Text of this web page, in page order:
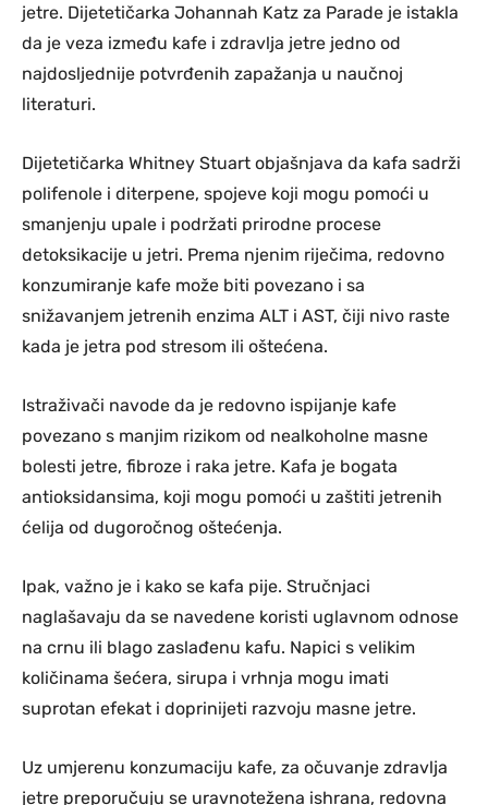
jetre. Dijetetičarka Johannah Katz za Parade je istakla
da je veza između kafe i zdravlja jetre jedno od
najdosljednije potvrđenih zapažanja u naučnoj
literaturi.
Dijetetičarka Whitney Stuart objašnjava da kafa sadrži
polifenole i diterpene, spojeve koji mogu pomoći u
smanjenju upale i podržati prirodne procese
detoksikacije u jetri. Prema njenim riječima, redovno
konzumiranje kafe može biti povezano i sa
snižavanjem jetrenih enzima ALT i AST, čiji nivo raste
kada je jetra pod stresom ili oštećena.
Istraživači navode da je redovno ispijanje kafe
povezano s manjim rizikom od nealkoholne masne
bolesti jetre, fibroze i raka jetre. Kafa je bogata
antioksidansima, koji mogu pomoći u zaštiti jetrenih
ćelija od dugoročnog oštećenja.
Ipak, važno je i kako se kafa pije. Stručnjaci
naglašavaju da se navedene koristi uglavnom odnose
na crnu ili blago zaslađenu kafu. Napici s velikim
količinama šećera, sirupa i vrhnja mogu imati
suprotan efekat i doprinijeti razvoju masne jetre.
Uz umjerenu konzumaciju kafe, za očuvanje zdravlja
jetre preporučuju se uravnotežena ishrana, redovna